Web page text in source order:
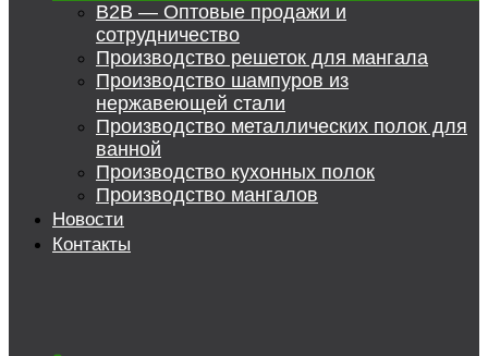
B2B — Оптовые продажи и
сотрудничество
Производство решеток для мангала
Производство шампуров из
нержавеющей стали
Производство металлических полок для
ванной
Производство кухонных полок
Производство мангалов
Новости
Контакты